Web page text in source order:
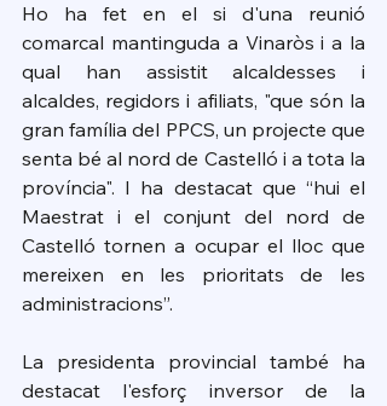
Ho ha fet en el si d'una reunió
comarcal mantinguda a Vinaròs i a la
qual han assistit alcaldesses i
alcaldes, regidors i afiliats, "que són la
gran família del PPCS, un projecte que
senta bé al nord de Castelló i a tota la
província". I ha destacat que “hui el
Maestrat i el conjunt del nord de
Castelló tornen a ocupar el lloc que
mereixen en les prioritats de les
administracions”.
La presidenta provincial també ha
destacat l'esforç inversor de la